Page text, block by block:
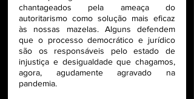
chantageados pela ameaça do
autoritarismo como solução mais eficaz
às nossas mazelas. Alguns defendem
que o processo democrático e jurídico
são os responsáveis pelo estado de
injustiça e desigualdade que chagamos,
agora, agudamente agravado na
pandemia.